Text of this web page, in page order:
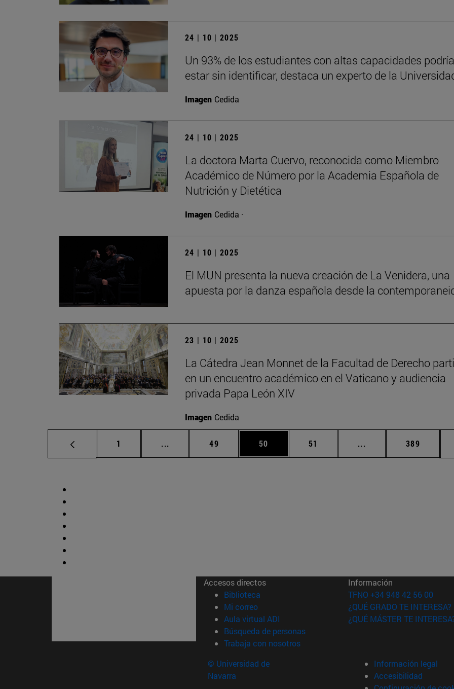
24 | 10 | 2025
Un 93% de los estudiantes con altas capacidades
estar sin identificar, destaca un experto de la
Imagen Cedida
24 | 10 | 2025
La doctora Marta Cuervo, reconocida como Miembro
Académico de Número por la Academia Española de
Nutrición y Dietética
Imagen Cedida ·
24 | 10 | 2025
El MUN presenta la nueva creación de La Venidera, una
apuesta por la danza española desde la
23 | 10 | 2025
La Cátedra Jean Monnet de la Facultad de Derecho
en un encuentro académico en el Vaticano y audiencia
privada Papa León XIV
Imagen Cedida
Página
1 ... Páginas intermedias Use TAB para desplazarse.
Página
49 Página
50 Página
51 ... Páginas intermedias
Página
389
Accesos directos
Biblioteca (abre en nueva ventana)
Mi correo(abre en nueva ventana)
Aula virtual ADI (abre en nueva ventana)
Búsqueda de personas(abre en nueva ventana)
Trabaja con nosotros(abre en nueva ventana)
Información
TFNO +34 948 42 56 00
¿QUÉ GRADO TE INTERESA?
¿QUÉ MÁSTER TE
© Universidad de
Navarra
Información legal
Accesibilidad